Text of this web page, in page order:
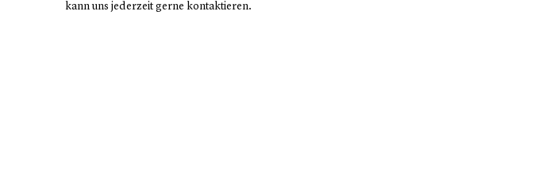
kann uns jederzeit gerne kontaktieren.